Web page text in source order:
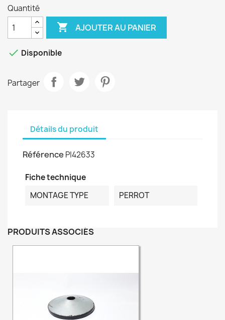
Quantité
 AJOUTER AU PANIER
 Disponible
Partager
Détails du produit
Référence P|42633
Fiche technique
MONTAGE TYPE
PERROT
PRODUITS ASSOCIÉS